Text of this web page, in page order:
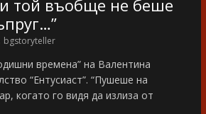
той въобще не беше
bgstoryteller
времена” на Валентина
“Ентусиаст”. “Пушеше на
когато го видя да излиза от